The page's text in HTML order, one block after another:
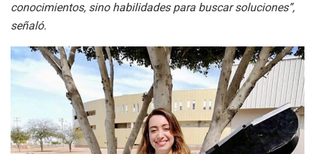
conocimientos, sino habilidades para buscar soluciones”,
señaló.